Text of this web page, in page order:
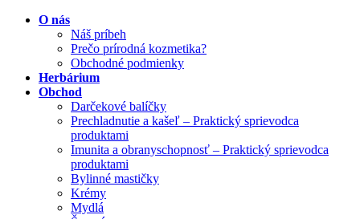
O nás
Náš príbeh
Prečo prírodná kozmetika?
Obchodné podmienky
Herbárium
Obchod
Darčekové balíčky
Prechladnutie a kašeľ – Praktický sprievodca
produktami
Imunita a obranyschopnosť – Praktický sprievodca
produktami
Bylinné mastičky
Krémy
Mydlá